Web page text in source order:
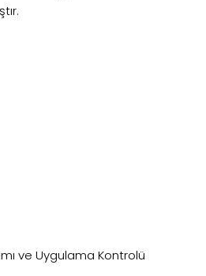
ve Uygulama Kontrolü